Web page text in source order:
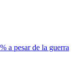
a pesar de la guerra